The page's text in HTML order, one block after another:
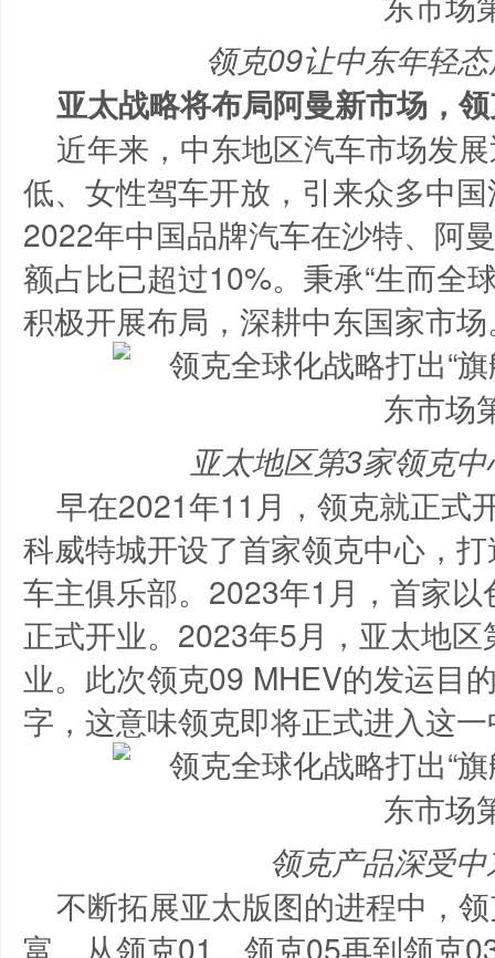
领克09让中东年轻
亚太战略将布局阿曼新市场，
近年来，中东地区汽车市场发
低、女性驾车开放，引来众多中
2022年中国品牌汽车在沙特、阿
额占比已超过10%。秉承“生而全
积极开展布局，深耕中东国家市
亚太地区第3家领克
早在2021年11月，领克就正式
科威特城开设了首家领克中心，
车主俱乐部。2023年1月，首家
正式开业。2023年5月，亚太地
业。此次领克09 MHEV的发运目
字，这意味领克即将正式进入这
领克产品深受
不断拓展亚太版图的进程中，
富。从领克01、领克05再到领克